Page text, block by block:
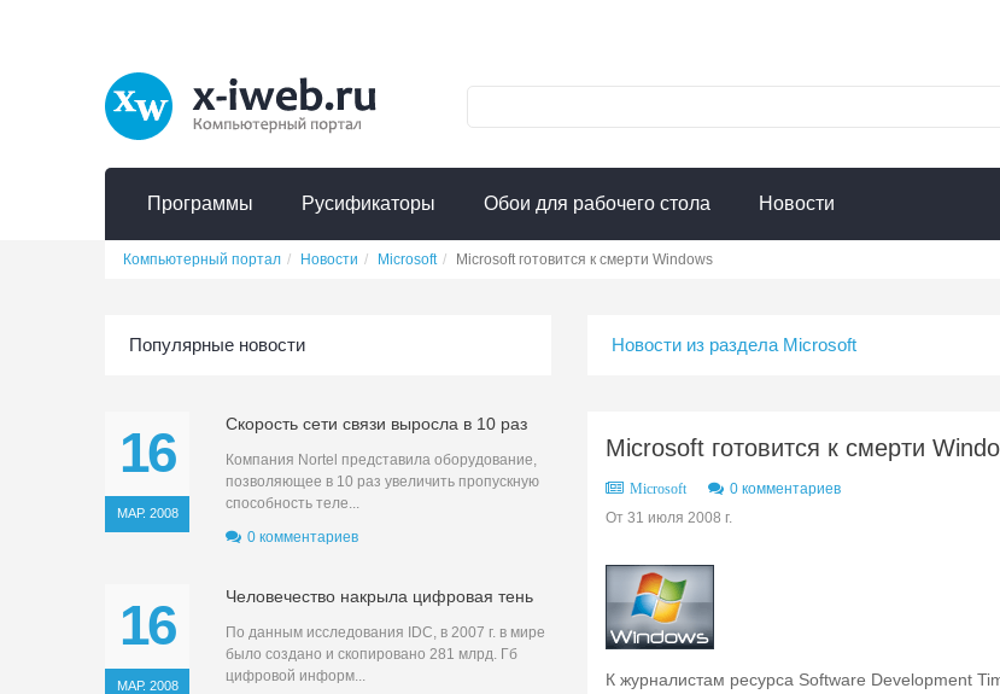
Программы Русификаторы Обои для рабочего стола Новости
Компьютерный портал Новости Microsoft Microsoft готовится к смерти Windows
Новости из раздела Microsoft
Microsoft готовится к смерти
Microsoft
0 комментариев
От 31 июля 2008 г.
К журналистам ресурса Software Development
Популярные новости
16
МАР. 2008
Скорость сети связи выросла в 10 раз
Компания Nortel представила оборудование,
позволяющее в 10 раз увеличить пропускную
способность теле...
0 комментариев
16
МАР. 2008
Человечество накрыла цифровая тень
По данным исследования IDC, в 2007 г. в мире
было создано и скопировано 281 млрд. Гб
цифровой информ...